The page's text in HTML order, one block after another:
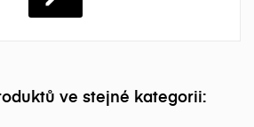
ve stejné kategorii: